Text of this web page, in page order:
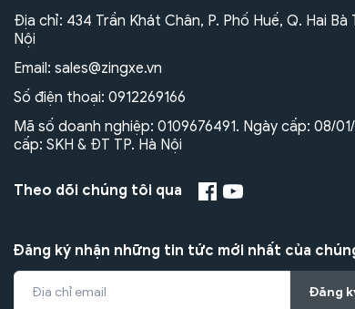
Địa chỉ: 434 Trần Khát Chân, P. Phố Huế, Q. Hai Bà
Nội
Email: sales@zingxe.vn
Số điện thoại: 0912269166
Mã số doanh nghiệp: 0109676491. Ngày cấp: 08/
cấp: SKH & ĐT TP. Hà Nội
Theo dõi chúng tôi qua
Đăng ký nhận những tin tức mới nhất của
Đăng